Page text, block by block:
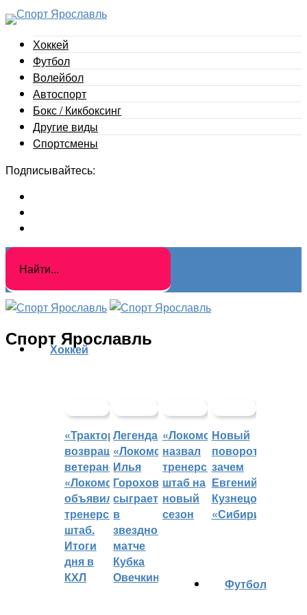
Хоккей
Футбол
Волейбол
Автоспорт
Бокс / Кикбоксинг
Другие виды
Cпортсмены
Подписывайтесь:
Спорт Ярославль
Хоккей
«Трактор»
возвращает
ветеранов,
«Локомотив»
объявил
тренерский
штаб.
Итоги
дня в
КХЛ
Легенда
«Локомотива»
Илья
Горохов
сыграет
в
звездном
матче
Кубка
Овечкина
«Локомотив»
назвал
тренерский
штаб на
новый
сезон
Новый
поворот:
зачем
Евгений
Кузнецов
«Сибири»?
Футбол